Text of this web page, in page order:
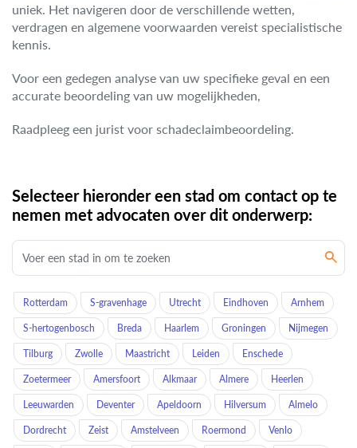
uniek. Het navigeren door de verschillende wetten,
verdragen en algemene voorwaarden vereist specialistische
kennis.
Voor een gedegen analyse van uw specifieke geval en een
accurate beoordeling van uw mogelijkheden,
Raadpleeg een jurist voor schadeclaimbeoordeling.
Selecteer hieronder een stad om contact op te
nemen met advocaten over dit onderwerp:
Rotterdam S-gravenhage Utrecht Eindhoven Arnhem
S-hertogenbosch Breda Haarlem Groningen Nijmegen
Tilburg Zwolle Maastricht Leiden Enschede
Zoetermeer Amersfoort Alkmaar Almere Heerlen
Leeuwarden Deventer Apeldoorn Hilversum Almelo
Dordrecht Zeist Amstelveen Roermond Venlo